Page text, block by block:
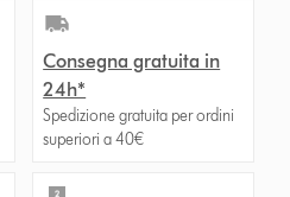
Consegna gratuita in
24h*
Spedizione gratuita per ordini
superiori a 40€